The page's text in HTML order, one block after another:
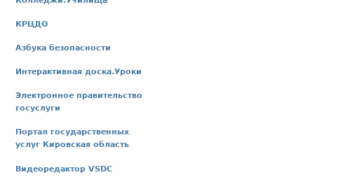
КРЦДО
Азбука безопасности
Интерактивная доска.Уроки
Электронное правительство
госуслуги
Портал государственных
услуг Кировская область
Видеоредактор VSDC